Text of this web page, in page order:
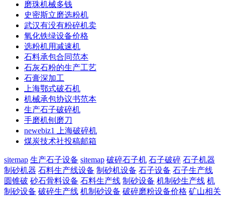
磨珠机械多钱
史密斯立磨选粉机
武汉有没有粉碎机卖
氧化铁绿设备价格
选粉机用减速机
石料承包合同范本
石灰石粉的生产工艺
石膏深加工
上海鄂式破石机
机械承包协议书范本
生产石子破碎机
手磨机刨磨刀
newebiz1 上海破碎机
煤炭技术社投稿邮箱
sitemap 生产石子设备 sitemap 破碎石子机 石子破碎 石子机器
制砂机器 石料生产线设备 制砂机设备 石子设备 石子生产线
圆锥破 砂石骨料设备 石料生产线 制砂设备 机制砂生产线 机
制砂设备 破碎生产线 机制砂设备 破碎磨粉设备价格 矿山相关